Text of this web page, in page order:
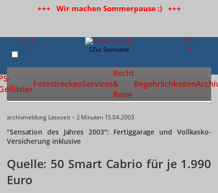
+++ Wir machen Sommerpause :) +++
Zur Startseite
FotostreckenServices
Recht
&
Reise
Begehrlichkeiten
archivmeldung Lesezeit ~ 2 Minuten 15.04.2003
"Sensation des Jahres 2003": Fertiggarage und Vollkasko-
Versicherung inklusive
Quelle: 50 Smart Cabrio für je 1.990
Euro